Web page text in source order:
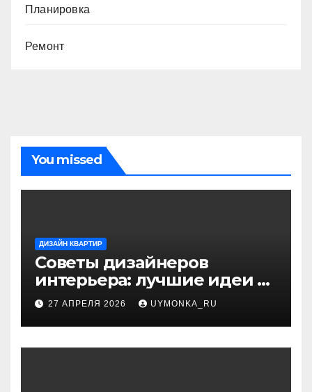
Планировка
Ремонт
You missed
ДИЗАЙН КВАРТИР
Советы дизайнеров
интерьера: лучшие идеи и
профессиональные
секреты оформления
27 АПРЕЛЯ 2026 UYMONKA_RU